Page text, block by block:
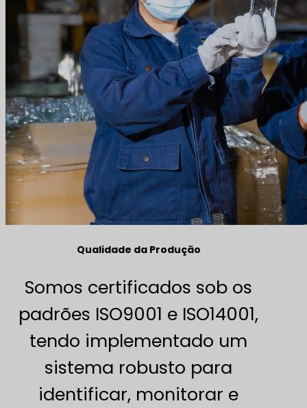
Qualidade da Produção
Somos certificados sob os
padrões ISO9001 e ISO14001,
tendo implementado um
sistema robusto para
identificar, monitorar e